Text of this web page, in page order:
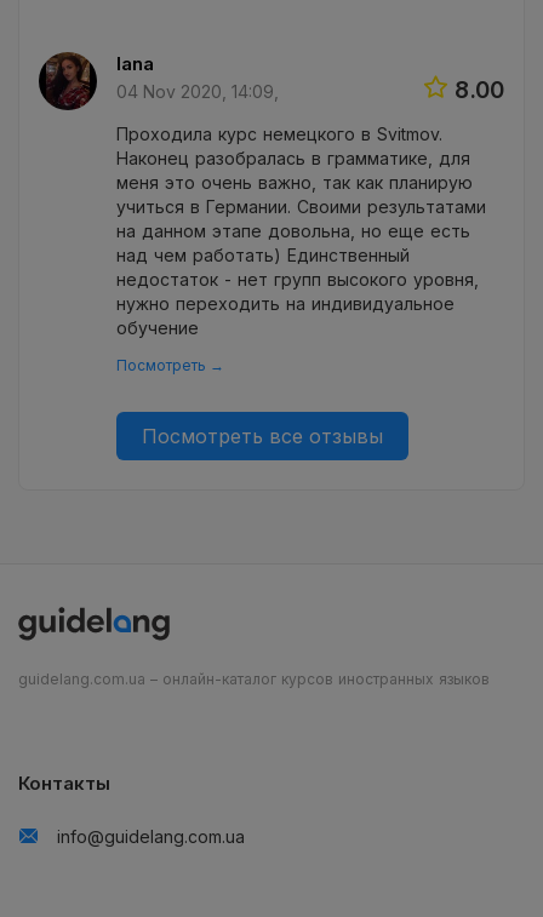
Iana
8.00
04 Nov 2020, 14:09,
Проходила курс немецкого в Svitmov.
Наконец разобралась в грамматике, для
меня это очень важно, так как планирую
учиться в Германии. Своими результатами
на данном этапе довольна, но еще есть
над чем работать) Единственный
недостаток - нет групп высокого уровня,
нужно переходить на индивидуальное
обучение
Посмотреть →
Посмотреть все отзывы
guidelang.com.ua – онлайн-каталог курсов иностранных языков
Контакты
info@guidelang.com.ua